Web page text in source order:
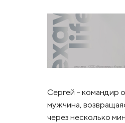
Сергей – командир
мужчина,
через несколько